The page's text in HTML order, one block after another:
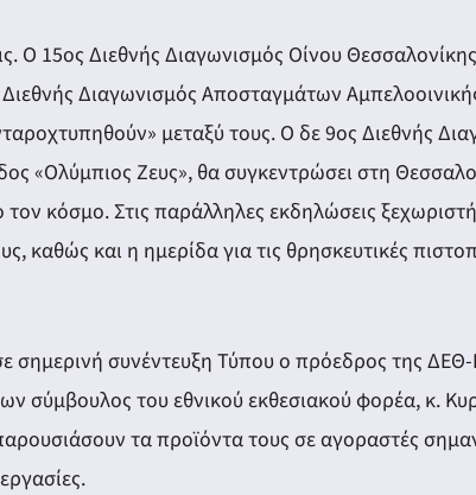
Ο 15ος Διεθνής Διαγωνισμός Οίνου
Διαγωνισμός Αποσταγμάτων
μεταξύ τους. Ο δε 9ος Διεθνής
«Ολύμπιος Ζευς», θα συγκεντρώσει στη
κόσμο. Στις παράλληλες εκδηλώσεις
καθώς και η ημερίδα για τις θρησκευτικές
συνέντευξη Τύπου ο πρόεδρος της
σύμβουλος του εθνικού εκθεσιακού φορέα, κ.
παρουσιάσουν τα προϊόντα τους σε αγοραστές